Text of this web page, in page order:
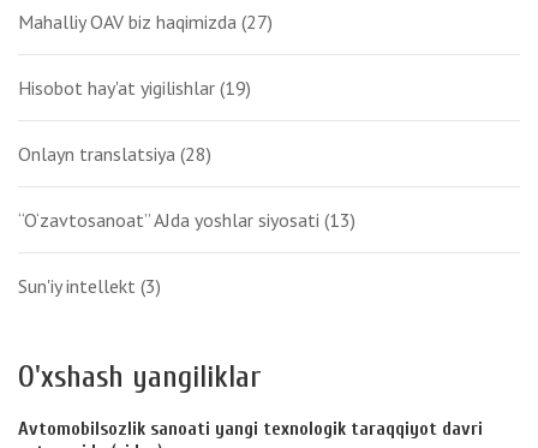
Mahalliy OAV biz haqimizda (27)
Hisobot hay'at yigilishlar (19)
Onlayn translatsiya (28)
“O‘zavtosanoat” AJda yoshlar siyosati (13)
Sun'iy intellekt (3)
O'xshash yangiliklar
Avtomobilsozlik sanoati yangi texnologik taraqqiyot davri